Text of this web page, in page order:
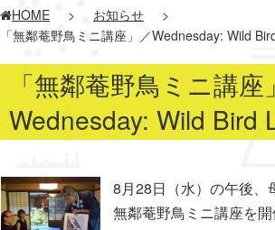
HOME > お知らせ
>
「無鄰菴野鳥ミニ講座」／Wednesday: Wild
「無鄰菴野鳥ミニ講座
Wednesday: Wild Bird
8月28日（水）の午後、
無鄰菴野鳥ミニ講座を